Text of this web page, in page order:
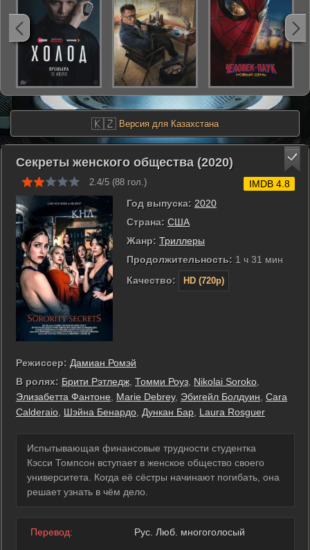
🇰🇿 Версия для Казахстана
Секреты женского общества (2020)
2.4/5 (88 гол.)
Год выпуска: 2020
Страна: США
Жанр: Триллеры
Продолжительность: 1 ч 31 мин
Качество:
HD (720p)
IMDB 4.8
Режиссер: Дамиан Ромэй
В ролях: Брити Рэтледж Томми Роуз Nikolai Soroko
Элизабетта Фантоне
Marie Debrey, Эбигейл Болдуин Cara
Calderaio Шэйна Бенардо Дункан Бар Laura Rosguer
Испытывающая финансовые трудности студентка
Кэсси Томпсон вступает в женское общество своего
университета. Когда её сёстры начинают погибать, она
решает узнать в чём дело.
Перевод: Рус. Люб. многоголосый